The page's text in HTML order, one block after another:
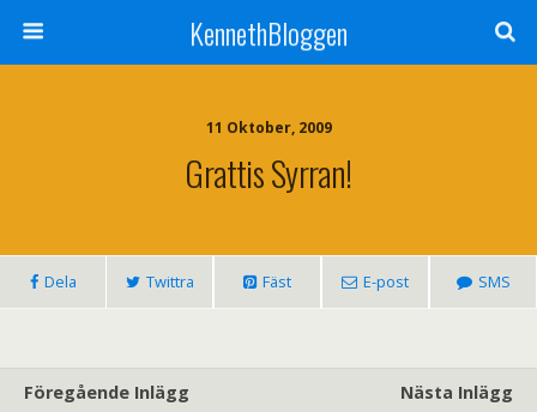
KennethBloggen
11 Oktober, 2009
Grattis Syrran!
Dela Twittra Fäst E-post SMS
Föregående Inlägg
Nästa Inlägg